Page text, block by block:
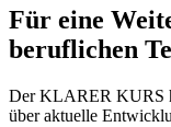
Für eine
beruflichen
Der KLARER KURS
über aktuelle